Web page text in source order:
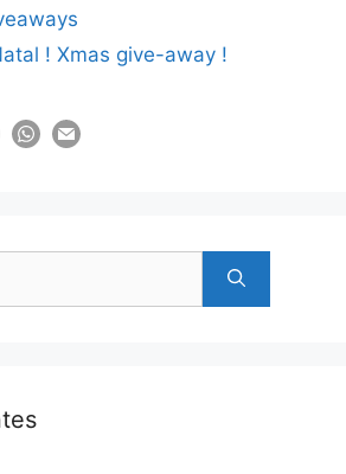
! Xmas give-away !